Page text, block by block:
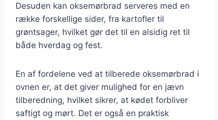
Desuden kan oksemørbrad serveres med en
række forskellige sider, fra kartofler til
grøntsager, hvilket gør det til en alsidig ret til
både hverdag og fest.
En af fordelene ved at tilberede oksemørbrad i
ovnen er, at det giver mulighed for en jævn
tilberedning, hvilket sikrer, at kødet forbliver
saftigt og mørt. Det er også en praktisk